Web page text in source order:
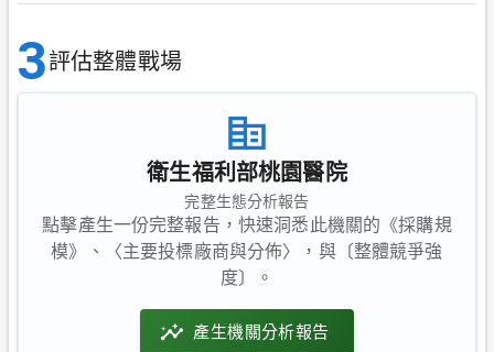
3評估整體戰場
衛生福利部桃園醫院
完整生態分析報告
點擊產生一份完整報告，快速洞悉此機關的《採購規
模》、〈主要投標廠商與分佈〉，與〔整體競爭強
度〕。
產生機關分析報告